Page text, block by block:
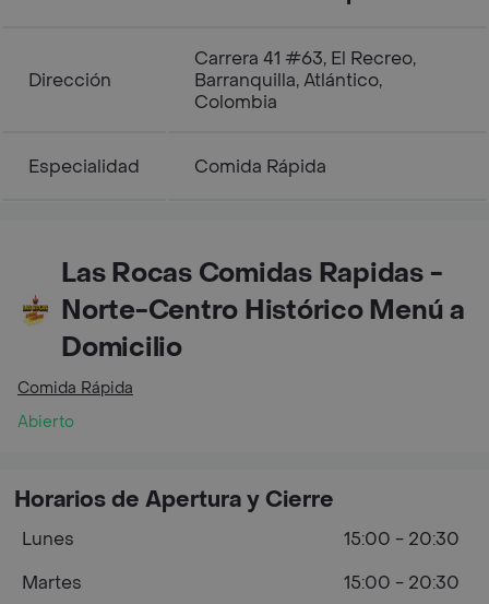
Dirección
Carrera 41 #63, El Recreo,
Barranquilla, Atlántico,
Colombia
Especialidad Comida Rápida
Las Rocas Comidas Rapidas -
Norte-Centro Histórico Menú a
Domicilio
Comida Rápida
Abierto
Horarios de Apertura y Cierre
Lunes
15:00 - 20:30
Martes
15:00 - 20:30